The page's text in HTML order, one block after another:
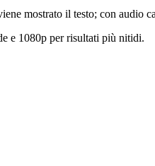
mostrato il testo; con audio
e 1080p per risultati più nitidi.